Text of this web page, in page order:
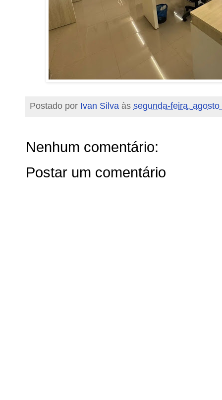
Postado por Ivan Silva às segunda-feira, agosto
Nenhum comentário:
Postar um comentário